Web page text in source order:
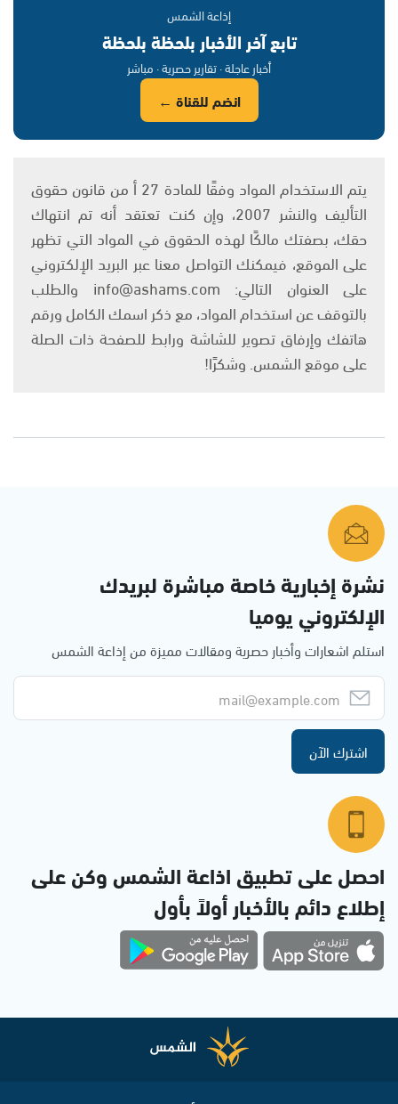
إذاعة الشمس
تابع آخر الأخبار بلحظة بلحظة
أخبار عاجلة · تقارير حصرية · مباشر
انضم للقناة ←
يتم الاستخدام المواد وفقًا للمادة 27 أ من قانون حقوق
التأليف والنشر 2007، وإن كنت تعتقد أنه تم انتهاك
حقك، بصفتك مالكًا لهذه الحقوق في المواد التي تظهر
على الموقع، فيمكنك التواصل معنا عبر البريد الإلكتروني
على العنوان التالي: info@ashams.com والطلب
بالتوقف عن استخدام المواد، مع ذكر اسمك الكامل ورقم
هاتفك وإرفاق تصوير للشاشة ورابط للصفحة ذات الصلة
على موقع الشمس. وشكرًا!
نشرة إخبارية خاصة مباشرة لبريدك
الإلكتروني يوميا
استلم اشعارات وأخبار حصرية ومقالات مميزة من إذاعة الشمس
اشترك الآن
احصل على تطبيق اذاعة الشمس وكن على
إطلاع دائم بالأخبار أولاً بأول